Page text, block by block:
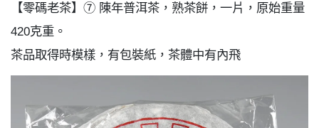
【零碼老茶】⑦ 陳年普洱茶，熟茶餅，一片，原始重量
420克重。
茶品取得時模樣，有包裝紙，茶體中有內飛